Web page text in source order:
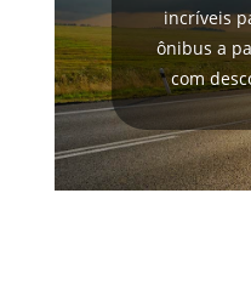
incríveis
ônibus a
com